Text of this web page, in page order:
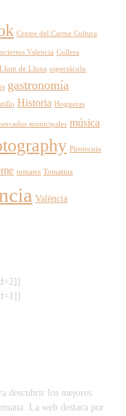
Centre del Carme Cultura
Valencia Cullera
de Lluna espectáculo
gastronomía
Historia Hogueras
municipales música
Pirotecnia
tomates Tomatina
València
descubrir los mejores
La web destaca por